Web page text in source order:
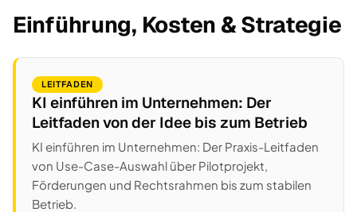
Einführung, Kosten & Strategie
LEITFADEN
KI einführen im Unternehmen: Der
Leitfaden von der Idee bis zum Betrieb
KI einführen im Unternehmen: Der Praxis-Leitfaden
von Use-Case-Auswahl über Pilotprojekt,
Förderungen und Rechtsrahmen bis zum stabilen
Betrieb.